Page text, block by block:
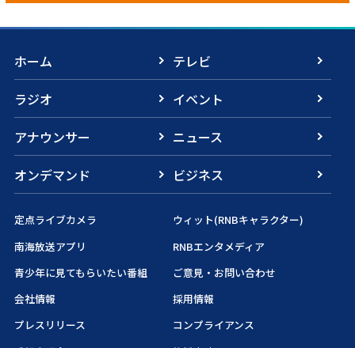
ホーム
テレビ
ラジオ
イベント
アナウンサー
ニュース
オンデマンド
ビジネス
定点ライブカメラ
ウィット(RNBキャラクター)
南海放送アプリ
RNBエンタメディア
青少年に見てもらいたい番組
ご意見・お問い合わせ
会社情報
採用情報
プレスリリース
コンプライアンス